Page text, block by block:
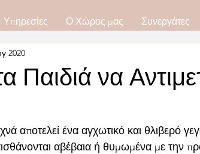
Υπηρεσίες Ο Χώρος μας Συνεργάτες
Παιδιά να
2020
αποτελεί ένα αγχωτικό και θλιβερό
αβέβαια ή θυμωμένα με την